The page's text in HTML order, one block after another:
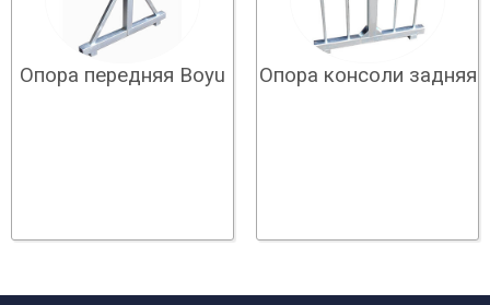
Опора передняя Boyu Опора консоли задняя